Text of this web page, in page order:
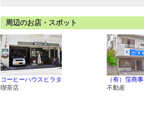
周辺のお店・スポット
コーヒーハウスヒラタ
喫茶店
（有）窪商事
不動産